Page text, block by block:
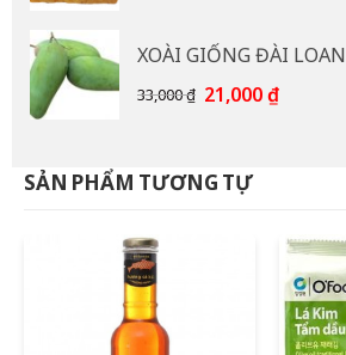
15,000 ₫.là:
12,000 ₫.
XOÀI GIỐNG ĐÀI LOAN
33,000₫ Giá
33,000 ₫.
21,000₫Giá
SẢN PHẨM TƯƠNG TỰ